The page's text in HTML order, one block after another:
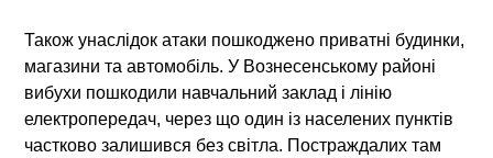
Також унаслідок атаки пошкоджено приватні будинки,
магазини та автомобіль. У Вознесенському районі
вибухи пошкодили навчальний заклад і лінію
електропередач, через що один із населених пунктів
частково залишився без світла. Постраждалих там